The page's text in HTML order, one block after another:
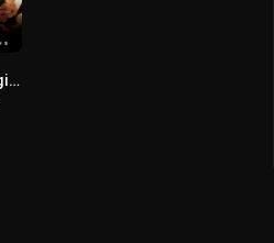
Batman Begins (2005) แบทแมน บีกินส์